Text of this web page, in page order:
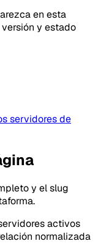
en esta
y estado
servidores de
y el slug
activos
normalizada